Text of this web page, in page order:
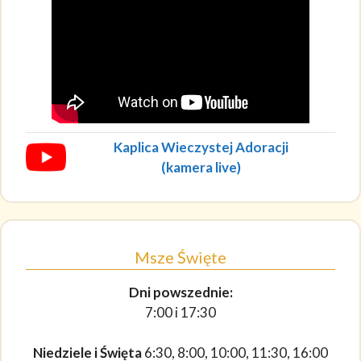
Kaplica Wieczystej Adoracji
(kamera live)
Msze Święte
Dni powszednie:
7:00 i 17:30
Niedziele i Święta6:30, 8:00, 10:00, 11:30, 16:00